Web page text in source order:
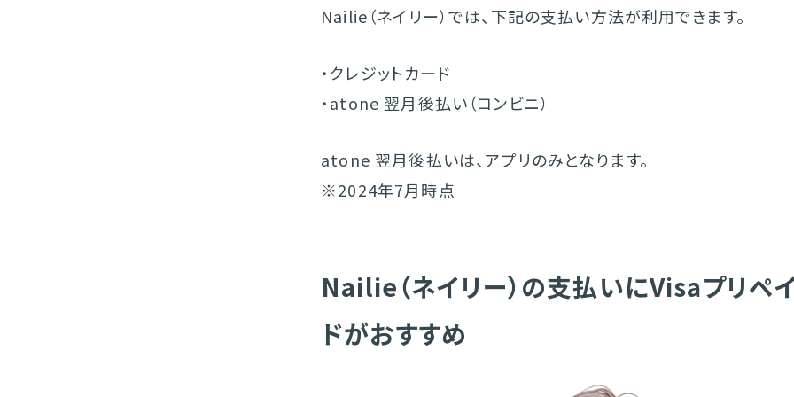
Nailie（ネイリー）では、下記の支払い方法が利用できます。
・クレジットカード
・atone 翌月後払い（コンビニ）
atone 翌月後払いは、アプリのみとなります。
※2024年7月時点
Nailie（ネイリー）の支払いにVisaプリペ
ドがおすすめ